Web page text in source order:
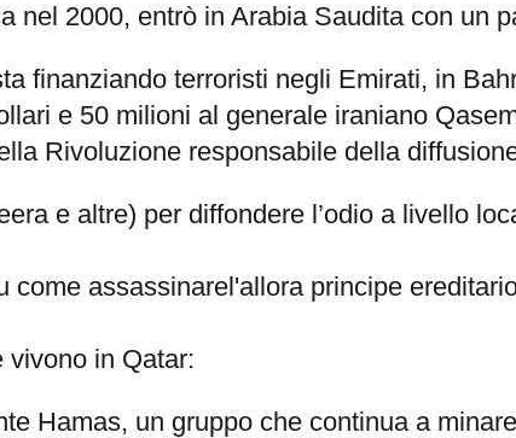
nel 2000, entrò in Arabia Saudita con un
finanziando terroristi negli Emirati, in
e 50 milioni al generale iraniano
Rivoluzione responsabile della
e altre) per diffondere l’odio a livello
come assassinarel'allora principe
vivono in Qatar:
Hamas, un gruppo che continua a